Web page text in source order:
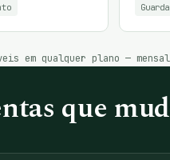
em qualquer plano —
que